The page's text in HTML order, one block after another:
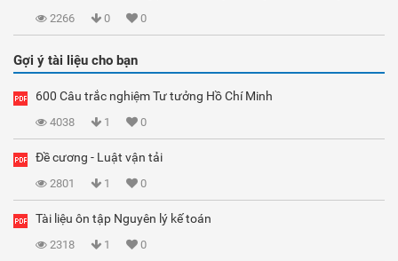
2266 0 0
Gợi ý tài liệu cho bạn
600 Câu trắc nghiệm Tư tưởng Hồ Chí Minh
4038 1 0
Đề cương - Luật vận tải
2801 1 0
Tài liệu ôn tập Nguyên lý kế toán
2318 1 0